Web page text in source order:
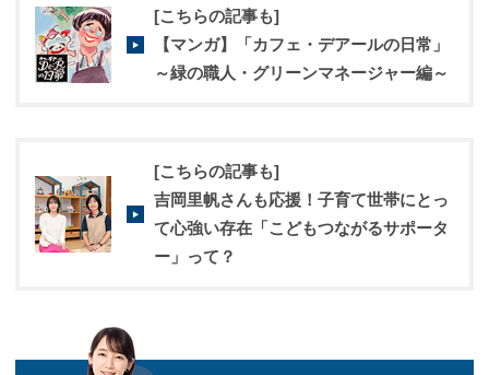
[こちらの記事も]
【マンガ】「カフェ・デアールの日常」
～緑の職人・グリーンマネージャー編～
[こちらの記事も]
吉岡里帆さんも応援！子育て世帯にとっ
て心強い存在「こどもつながるサポータ
ー」って？